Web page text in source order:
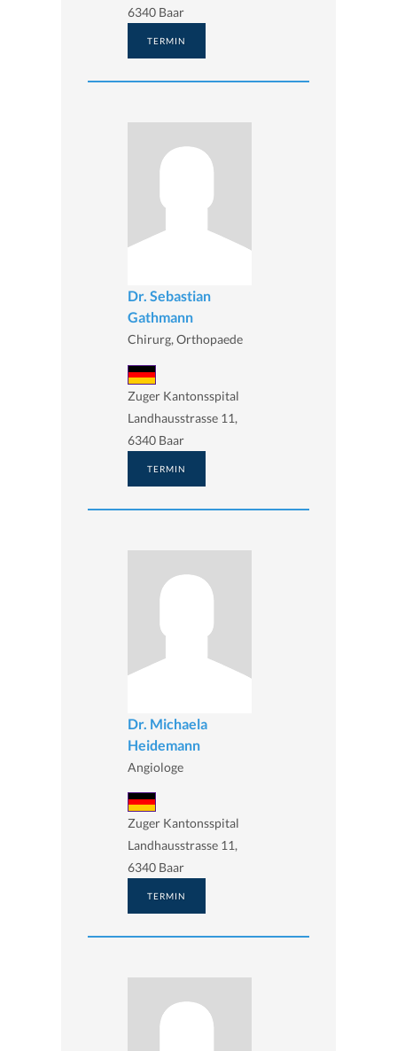
6340 Baar
TERMIN
Dr. Sebastian
Gathmann
Chirurg, Orthopaede
Zuger Kantonsspital
Landhausstrasse 11,
6340 Baar
TERMIN
Dr. Michaela
Heidemann
Angiologe
Zuger Kantonsspital
Landhausstrasse 11,
6340 Baar
TERMIN